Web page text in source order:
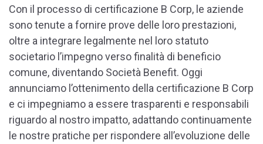
Con il processo di certificazione B Corp, le aziende
sono tenute a fornire prove delle loro prestazioni,
oltre a integrare legalmente nel loro statuto
societario l’impegno verso finalità di beneficio
comune, diventando Società Benefit. Oggi
annunciamo l’ottenimento della certificazione B Corp
e ci impegniamo a essere trasparenti e responsabili
riguardo al nostro impatto, adattando continuamente
le nostre pratiche per rispondere all’evoluzione delle